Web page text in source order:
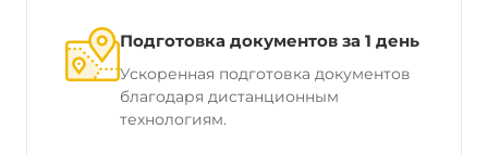
Подготовка документов за 1 день
Ускоренная подготовка документов
благодаря дистанционным
технологиям.